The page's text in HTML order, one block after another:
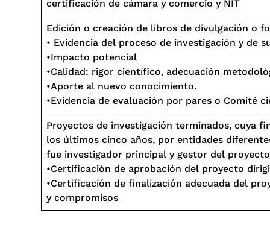
certificación de cámara y comercio y NIT
Edición o creación de libros de divulgación o
• Evidencia del proceso de investigación y de
•Impacto potencial
•Calidad: rigor científico, adecuación
•Aporte al nuevo conocimiento.
•Evidencia de evaluación por pares o Comité
Proyectos de investigación terminados, cuya
los últimos cinco años, por entidades
fue investigador principal y gestor del
•Certificación de aprobación del proyecto
•Certificación de finalización adecuada del
y compromisos